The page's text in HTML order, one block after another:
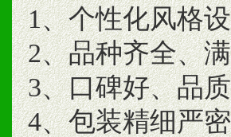
1、个性化风格
2、品种齐全、
3、口碑好、品
4、包装精细严